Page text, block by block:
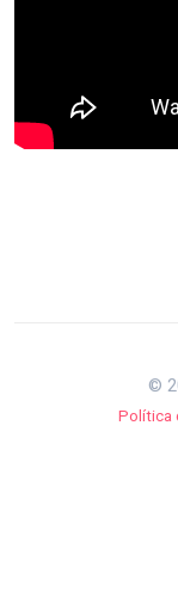
©
Política